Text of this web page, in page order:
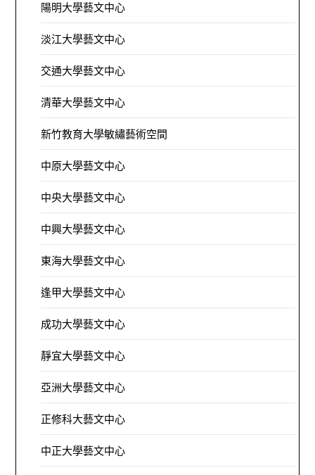
陽明大學藝文中心
淡江大學藝文中心
交通大學藝文中心
清華大學藝文中心
新竹教育大學敏繡藝術空間
中原大學藝文中心
中央大學藝文中心
中興大學藝文中心
東海大學藝文中心
逢甲大學藝文中心
成功大學藝文中心
靜宜大學藝文中心
亞洲大學藝文中心
正修科大藝文中心
中正大學藝文中心